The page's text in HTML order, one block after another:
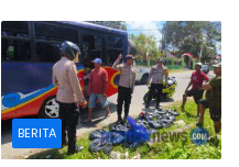
BERITA